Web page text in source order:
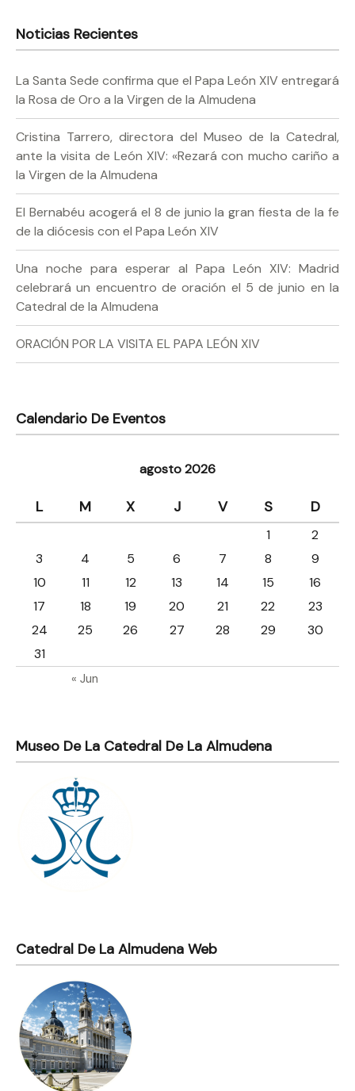
Noticias Recientes
La Santa Sede confirma que el Papa León XIV entregará
la Rosa de Oro a la Virgen de la Almudena
Cristina Tarrero, directora del Museo de la Catedral,
ante la visita de León XIV: «Rezará con mucho cariño a
la Virgen de la Almudena
El Bernabéu acogerá el 8 de junio la gran fiesta de la fe
de la diócesis con el Papa León XIV
Una noche para esperar al Papa León XIV: Madrid
celebrará un encuentro de oración el 5 de junio en la
Catedral de la Almudena
ORACIÓN POR LA VISITA EL PAPA LEÓN XIV
Calendario De Eventos
agosto 2026
L M X J V S D
« Jun
1
2
3
4 5 6 7 8
9
10
11 12 13 14 15
16
17
18 19 20 21 22
23
24
25 26 27 28 29
30
31
Museo De La Catedral De La Almudena
Catedral De La Almudena Web